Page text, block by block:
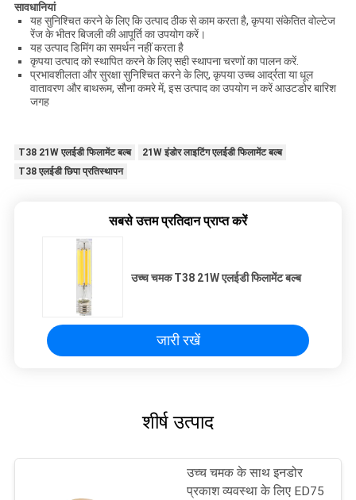
सावधानियां
यह सुनिश्चित करने के लिए कि उत्पाद ठीक से काम करता है, कृपया संकेतित वोल्टेज
रेंज के भीतर बिजली की आपूर्ति का उपयोग करें।
यह उत्पाद डिमिंग का समर्थन नहीं करता है
कृपया उत्पाद को स्थापित करने के लिए सही स्थापना चरणों का पालन करें.
प्रभावशीलता और सुरक्षा सुनिश्चित करने के लिए, कृपया उच्च आर्द्रता या धूल
वातावरण और बाथरूम, सौना कमरे में, इस उत्पाद का उपयोग न करें आउटडोर बारिश
जगह
T38 21W एलईडी फिलामेंट बल्ब
21W इंडोर लाइटिंग एलईडी फिलामेंट बल्ब
T38 एलईडी छिपा प्रतिस्थापन
सबसे उत्तम प्रतिदान प्राप्त करें
उच्च चमक T38 21W एलईडी फिलामेंट बल्ब
जारी रखें
शीर्ष उत्पाद
उच्च चमक के साथ इनडोर
प्रकाश व्यवस्था के लिए ED75